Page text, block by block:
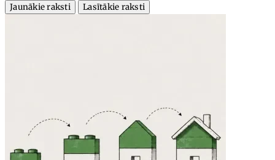
Jaunākie raksti
Lasītākie raksti